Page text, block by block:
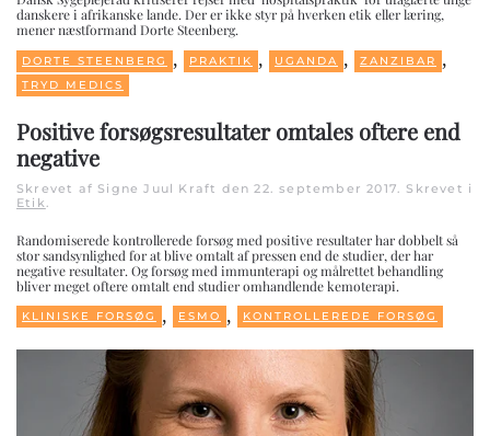
danskere i afrikanske lande. Der er ikke styr på hverken etik eller læring,
mener næstformand Dorte Steenberg.
DORTE STEENBERG , PRAKTIK , UGANDA , ZANZIBAR ,
TRYD MEDICS
Positive forsøgsresultater omtales oftere end
negative
Skrevet af Signe Juul Kraft den22. september 2017 . Skrevet i
Etik
Randomiserede kontrollerede forsøg med positive resultater har dobbelt så
stor sandsynlighed for at blive omtalt af pressen end de studier, der har
negative resultater. Og forsøg med immunterapi og målrettet behandling
bliver meget oftere omtalt end studier omhandlende kemoterapi.
KLINISKE FORSØG , ESMO , KONTROLLEREDE FORSØG